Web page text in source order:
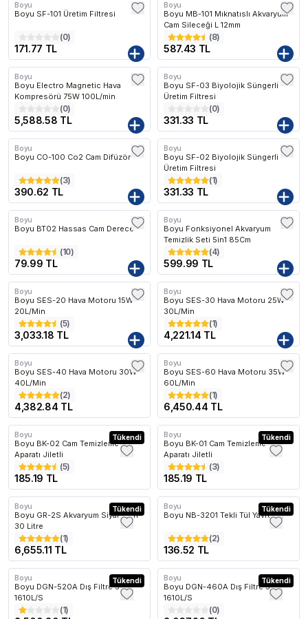
Boyu
Boyu SF-101 Üretim Filtresi
(0)
171.77 TL
Boyu
Boyu MB-101 Mıknatıslı Akvaryum
Cam Sileceği L 12mm
(8)
587.43 TL
Kargo Bedava
Boyu
Boyu Electro Magnetic Hava
Kompresörü 75W 100L/min
(0)
5,588.58 TL
Boyu
Boyu SF-03 Biyolojik Süngerli
Üretim Filtresi
(0)
331.33 TL
Boyu
Boyu CO-100 Co2 Cam Difüzör
(3)
390.62 TL
Boyu
Boyu SF-02 Biyolojik Süngerli
Üretim Filtresi
(1)
331.33 TL
Boyu
Boyu BT02 Hassas Cam Derece
(10)
79.99 TL
Boyu
Boyu Fonksiyonel Akvaryum
Temizlik Seti 5in1 85Cm
(4)
599.99 TL
Kargo Bedava
Boyu
Boyu SES-20 Hava Motoru 15W
20L/Min
(5)
3,033.18 TL
Kargo Bedava
Boyu
Boyu SES-30 Hava Motoru 25W
30L/Min
(1)
4,221.14 TL
Kargo Bedava
Boyu
Boyu SES-40 Hava Motoru 30W
40L/Min
(2)
4,382.84 TL
Kargo Bedava
Boyu
Boyu SES-60 Hava Motoru 35W
60L/Min
(1)
6,450.44 TL
Tükendi
Boyu
Boyu BK-02 Cam Temizleme
Aparatı Jiletli
(5)
185.19 TL
Tükendi
Boyu
Boyu BK-01 Cam Temizleme
Aparatı Jiletli
(3)
185.19 TL
Kargo Bedava Tükendi
Boyu
Boyu GR-2S Akvaryum Siyah Wifi
30 Litre
(1)
6,655.11 TL
Tükendi
Boyu
Boyu NB-3201 Tekli Tül Yavruluk
(2)
136.52 TL
Kargo Bedava Tükendi
Boyu
Boyu DGN-520A Dış Filtre 30W
1610L/S
(1)
Kargo Bedava Tükendi
Boyu
Boyu DGN-460A Dış Filtre 30W
1610L/S
(0)